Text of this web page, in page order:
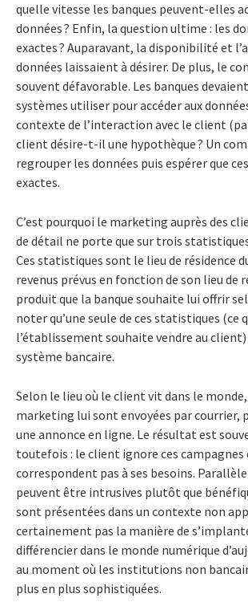
quelle vitesse les banques peuvent-elles
données ? Enfin, la question ultime : les
exactes ? Auparavant, la disponibilité et
données laissaient à désirer. De plus, le
souvent défavorable. Les banques
systèmes utiliser pour accéder aux
contexte de l’interaction avec le client
client désire-t-il une hypothèque ? Un
regrouper les données puis espérer que
exactes.
C’est pourquoi le marketing auprès des
de détail ne porte que sur trois
Ces statistiques sont le lieu de résidence
revenus prévus en fonction de son lieu de
produit que la banque souhaite lui offrir
noter qu’une seule de ces statistiques (ce
l’établissement souhaite vendre au
système bancaire.
Selon le lieu où le client vit dans le
marketing lui sont envoyées par courrier,
une annonce en ligne. Le résultat est
toutefois : le client ignore ces campagnes
correspondent pas à ses besoins.
peuvent être intrusives plutôt que
sont présentées dans un contexte non
certainement pas la manière de
différencier dans le monde numérique
au moment où les institutions non
plus en plus sophistiquées.